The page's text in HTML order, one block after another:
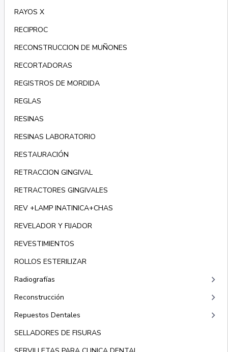
RAYOS X
RECIPROC
RECONSTRUCCION DE MUÑONES
RECORTADORAS
REGISTROS DE MORDIDA
REGLAS
RESINAS
RESINAS LABORATORIO
RESTAURACIÓN
RETRACCION GINGIVAL
RETRACTORES GINGIVALES
REV +LAMP INATINICA+CHAS
REVELADOR Y FIJADOR
REVESTIMIENTOS
ROLLOS ESTERILIZAR
Radiografías
keyboard_arrow_right
Reconstrucción keyboard_arrow_right
Repuestos Dentales keyboard_arrow_right
SELLADORES DE FISURAS